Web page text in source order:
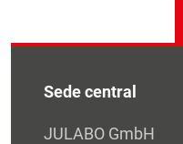
Sede central
JULABO GmbH